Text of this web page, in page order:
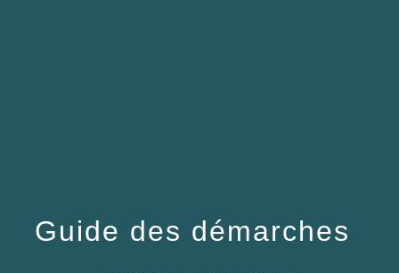
Guide des démarches